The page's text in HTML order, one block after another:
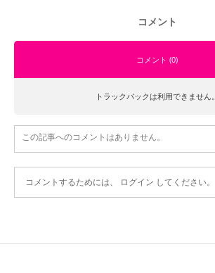
コメント
コメント (0)
トラックバックは利用できません。
この記事へのコメントはありません。
コメントするためには、 ログイン してください。